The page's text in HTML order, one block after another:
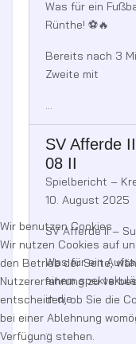
Was für ein
Rünthe! ⚽🔥
Bereits nach 3
Zweite mit
...
SV Afferde
08 II
Spielbericht –
10. August 2025
SV Afferde II –
Was für ein
einem
in die
...
Wir benutzen Cookies
Wir nutzen Cookies auf
den Betrieb der Seite,
Nutzererfahrung zu
entscheiden, ob Sie die
bei einer Ablehnung
Verfügung stehen.